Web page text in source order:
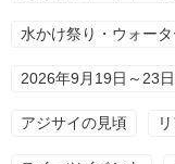
水かけ祭り・ウォー
2026年9月19日～23
アジサイの見頃